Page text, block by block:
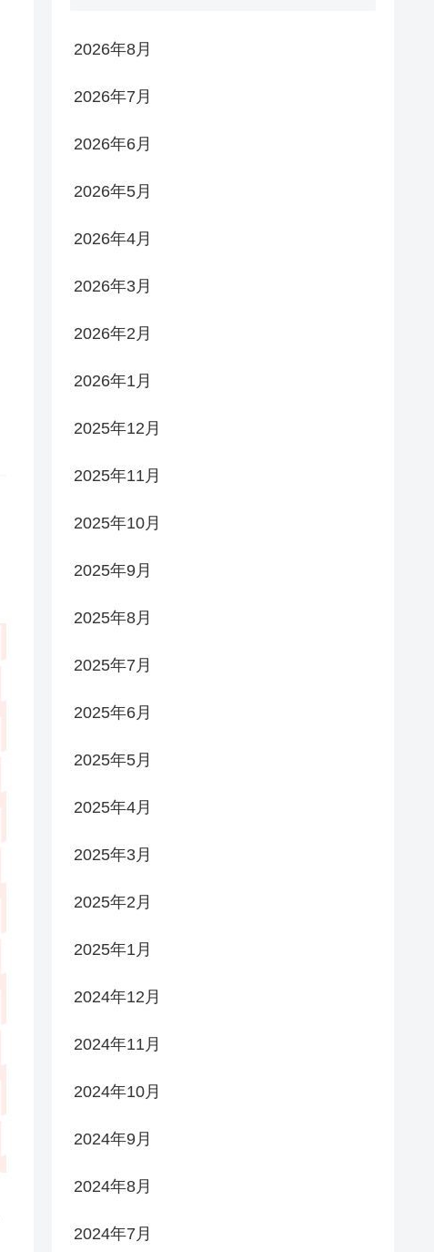
2026年8月
2026年7月
2026年6月
2026年5月
2026年4月
2026年3月
2026年2月
2026年1月
2025年12月
2025年11月
2025年10月
2025年9月
2025年8月
2025年7月
2025年6月
2025年5月
2025年4月
2025年3月
2025年2月
2025年1月
2024年12月
2024年11月
2024年10月
2024年9月
2024年8月
2024年7月